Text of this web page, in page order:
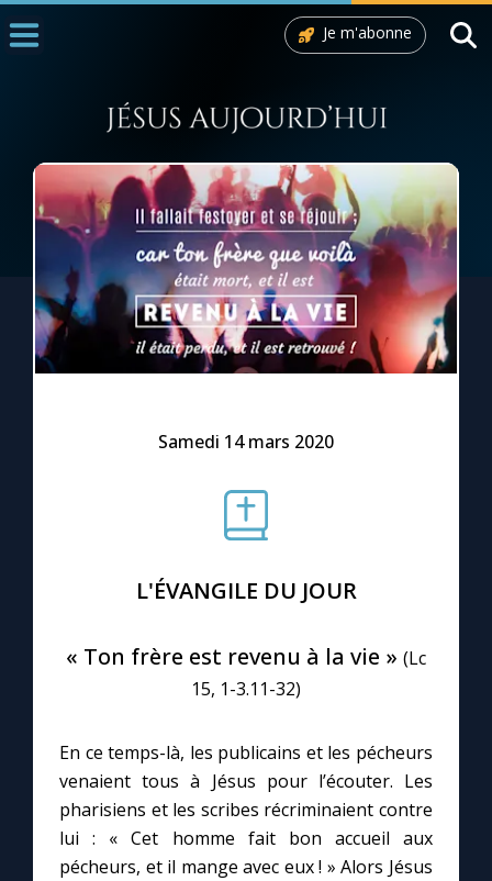
1000 Raisons de Croire
L'actualité de la semaine
La chaîne Youtube
Le site internet
Prier au quotidien
Avec Thérèse de Lisieux
Je m'abonne
Samedi 14 mars 2020
L'ÉVANGILE DU JOUR
« Ton frère est revenu à la vie » (Lc
15, 1-3.11-32)
En ce temps-là, les publicains et les pécheurs
venaient tous à Jésus pour l’écouter. Les
pharisiens et les scribes récriminaient contre
lui : « Cet homme fait bon accueil aux
pécheurs, et il mange avec eux ! » Alors Jésus